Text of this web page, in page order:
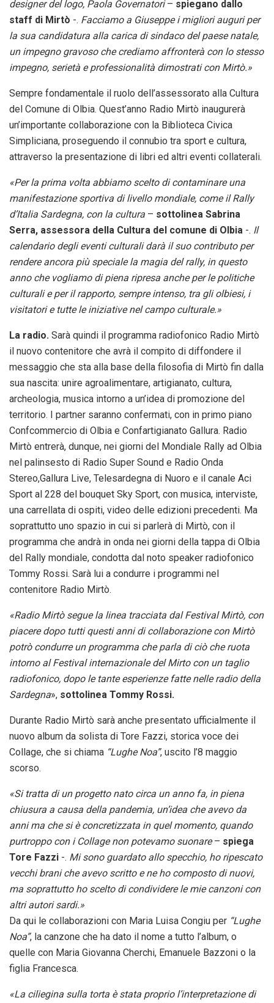
designer del logo, Paola Governatori– spiegano dallo
staff di Mirtò -. Facciamo a Giuseppe i migliori auguri per
la sua candidatura alla carica di sindaco del paese natale,
un impegno gravoso che crediamo affronterà con lo stesso
impegno, serietà e professionalità dimostrati con Mirtò.»
Sempre fondamentale il ruolo dell’assessorato alla Cultura
del Comune di Olbia. Quest’anno Radio Mirtò inaugurerà
un’importante collaborazione con la Biblioteca Civica
Simpliciana, proseguendo il connubio tra sport e cultura,
attraverso la presentazione di libri ed altri eventi collaterali.
«Per la prima volta abbiamo scelto di contaminare una
manifestazione sportiva di livello mondiale, come il Rally
d’Italia Sardegna, con la cultura – sottolinea Sabrina
Serra, assessora della Cultura del comune di Olbia -. Il
calendario degli eventi culturali darà il suo contributo per
rendere ancora più speciale la magia del rally, in questo
anno che vogliamo di piena ripresa anche per le politiche
culturali e per il rapporto, sempre intenso, tra gli olbiesi, i
visitatori e tutte le iniziative nel campo culturale.»
La radio. Sarà quindi il programma radiofonico Radio Mirtò
il nuovo contenitore che avrà il compito di diffondere il
messaggio che sta alla base della filosofia di Mirtò fin dalla
sua nascita: unire agroalimentare, artigianato, cultura,
archeologia, musica intorno a un’idea di promozione del
territorio. I partner saranno confermati, con in primo piano
Confcommercio di Olbia e Confartigianato Gallura. Radio
Mirtò entrerà, dunque, nei giorni del Mondiale Rally ad Olbia
nel palinsesto di Radio Super Sound e Radio Onda
Stereo,Gallura Live, Telesardegna di Nuoro e il canale Aci
Sport al 228 del bouquet Sky Sport, con musica, interviste,
una carrellata di ospiti, video delle edizioni precedenti. Ma
soprattutto uno spazio in cui si parlerà di Mirtò, con il
programma che andrà in onda nei giorni della tappa di Olbia
del Rally mondiale, condotta dal noto speaker radiofonico
Tommy Rossi. Sarà lui a condurre i programmi nel
contenitore Radio Mirtò.
«Radio Mirtò segue la linea tracciata dal Festival Mirtò, con
piacere dopo tutti questi anni di collaborazione con Mirtò
potrò condurre un programma che parla di ciò che ruota
intorno al Festival internazionale del Mirto con un taglio
radiofonico, dopo le tante esperienze fatte nelle radio della
Sardegna», sottolinea Tommy Rossi.
Durante Radio Mirtò sarà anche presentato ufficialmente il
nuovo album da solista di Tore Fazzi, storica voce dei
Collage, che si chiama “Lughe Noa”, uscito l’8 maggio
scorso.
«Si tratta di un progetto nato circa un anno fa, in piena
chiusura a causa della pandemia, un’idea che avevo da
anni ma che si è concretizzata in quel momento, quando
purtroppo con i Collage non potevamo suonare– spiega
Tore Fazzi -. Mi sono guardato allo specchio, ho ripescato
vecchi brani che avevo scritto e ne ho composto di nuovi,
ma soprattutto ho scelto di condividere le mie canzoni con
altri autori sardi.»
Da qui le collaborazioni con Maria Luisa Congiu per “Lughe
Noa”, la canzone che ha dato il nome a tutto l’album, o
quelle con Maria Giovanna Cherchi, Emanuele Bazzoni o la
figlia Francesca.
«La ciliegina sulla torta è stata proprio l’interpretazione di